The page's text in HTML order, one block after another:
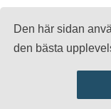
Den här sidan
den bästa